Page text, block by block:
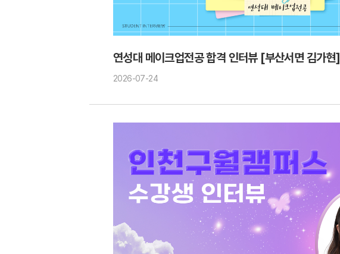
연성대 메이크업전공 합격 인터뷰 [부산서면 김가현]
2026-07-24